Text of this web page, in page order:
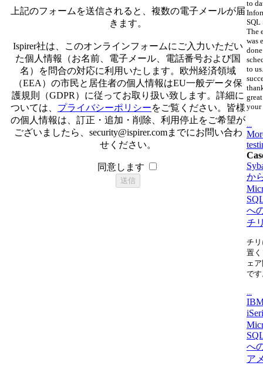
上記のフォームを送信されると、複数の電子メールが届
きます。
Ispirer社は、このオンラインフォームにご入力いただい
た個人情報（お名前、電子メール、電話番号および国
名）を問合の対応に利用いたします。欧州経済領域
（EEA）の市民と居住者の個人情報はEU一般データ保
護規則（GDPR）に従ってお取り扱い致します。詳細に
ついては、 プライバシーポリシーをご覧ください。皆様
の個人情報は、訂正・追加・削除、利用停止をご希望が
ございましたら、 security@ispirer.comまでにお問い合わ
せください。
同意します
to
SQL
The
was
to
your
か
へ
チ
チ
置
ェ
で
へ
ア